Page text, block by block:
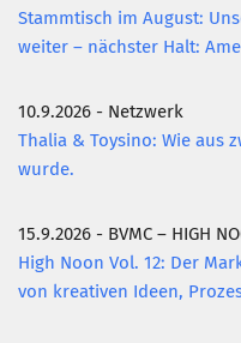
Stammtisch im August:
weiter – nächster Halt:
10.9.2026 - Netzwerk
Thalia & Toysino: Wie aus
wurde.
15.9.2026 - BVMC – HIGH
High Noon Vol. 12: Der
von kreativen Ideen,